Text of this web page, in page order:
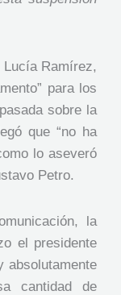
Ramírez,
para los
sobre la
que “no ha
lo aseveró
Petro.
la
el presidente
absolutamente
cantidad de